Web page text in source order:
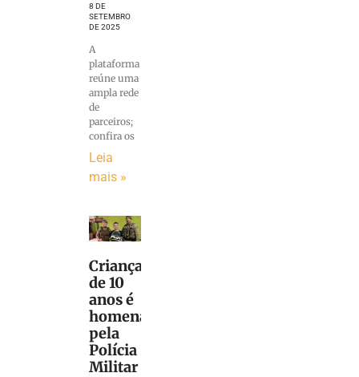
8 DE
SETEMBRO
DE 2025
A
plataforma
reúne uma
ampla rede
de
parceiros;
confira os
Leia
mais »
Criança
de 10
anos é
homenageada
pela
Polícia
Militar